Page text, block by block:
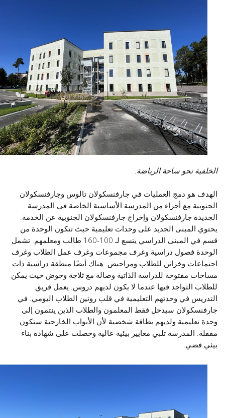
الخلفية نحو ساحة الرياضة.
الهدف هو دمج العمليات في جارفنسكولان تالوس وجارفنسكولان
الجنوبية مع أجزاء من المدرسة الأساسية الخاصة في المدرسة
الجديدة جارفنسكولان وإخراج جارفنسكولان الجنوبية عن الخدمة.
يحتوي المبنى الجديد على وحدات تعليمية حيث تتكون الوحدة من
قسم في المبنى الدراسي يتسع لـ 100-160 طالب ومعلمهم. تشمل
الوحدة فصول دراسية وغرف مجموعات وغرف عمل الطلاب وغرف
اجتماعات وخزائن للطلاب ومراحيض. هناك أيضًا منطقة دراسية ذات
مساحات مفتوحة للدراسة الذاتية وصالة مع ثلاجة وحوض حيث يمكن
للطلاب التواجد فيها عندما لا يكون لديهم دروس. يعمل فريق
التدريس في وحدتهم التعليمية في قلب روتين الطلاب اليومي. في
جارفنسكولان سيدخل فقط المعلمون والطلاب الذين ينتمون إلى
وحدة تعليمية ولديهم بطاقة شخصية لأن الأبواب الخارجية ستكون
مقفلة. المدرسة تلبي معايير بيئية عالية وحصلت على شهادة بناء
بيئي فضي.